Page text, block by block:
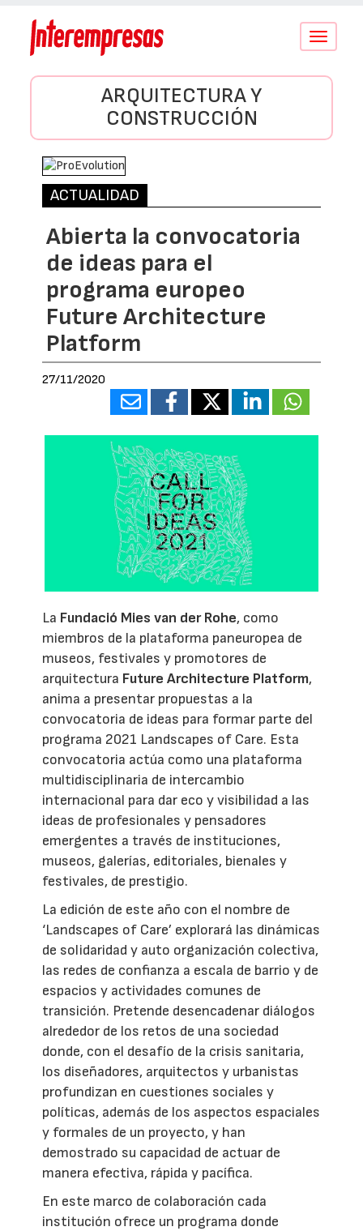
Conmutar
ARQUITECTURA Y
CONSTRUCCIÓN
ACTUALIDAD
Abierta la convocatoria
de ideas para el
programa europeo
Future Architecture
Platform
27/11/2020
La Fundació Mies van der Rohe, como
miembros de la plataforma paneuropea de
museos, festivales y promotores de
arquitectura Future Architecture Platform,
anima a presentar propuestas a la
convocatoria de ideas para formar parte del
programa 2021 Landscapes of Care. Esta
convocatoria actúa como una plataforma
multidisciplinaria de intercambio
internacional para dar eco y visibilidad a las
ideas de profesionales y pensadores
emergentes a través de instituciones,
museos, galerías, editoriales, bienales y
festivales, de prestigio.
La edición de este año con el nombre de
‘Landscapes of Care’ explorará las dinámicas
de solidaridad y auto organización colectiva,
las redes de confianza a escala de barrio y de
espacios y actividades comunes de
transición. Pretende desencadenar diálogos
alrededor de los retos de una sociedad
donde, con el desafío de la crisis sanitaria,
los diseñadores, arquitectos y urbanistas
profundizan en cuestiones sociales y
políticas, además de los aspectos espaciales
y formales de un proyecto, y han
demostrado su capacidad de actuar de
manera efectiva, rápida y pacífica.
En este marco de colaboración cada
institución ofrece un programa donde